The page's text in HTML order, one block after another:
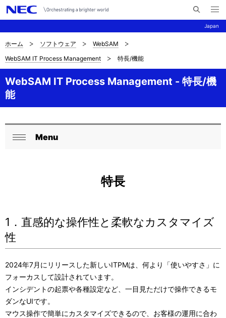
Japan
イ
メ
ニ
ュ
ナ
ビ
ゲ
ー
ョ
サ
イ
ト
内
の
現
を
表
示
し
て
い
ホーム ソフトウェア
WebSAM
WebSAM IT Process Management
特長/機能
WebSAM IT Process Management - 特長/機
能
ロ
ナ
ビ
ー
シ
ョ
Menu
特長
1．直感的な操作性と柔軟なカスタマイズ
性
2024年7月にリリースした新しいITPMは、何より「使いやすさ」に
フォーカスして設計されています。
インシデントの起票や各種設定など、一目見ただけで操作できるモ
ダンなUIです。
マウス操作で簡単にカスタマイズできるので、お客様の運用に合わ